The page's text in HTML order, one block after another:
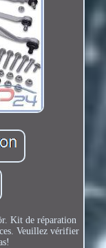
Kit de réparation
Veuillez vérifier